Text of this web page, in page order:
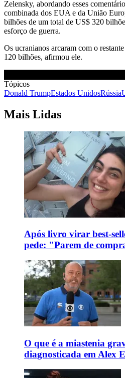
Zelensky, abordando esses
combinada dos EUA e da União
bilhões de um total de US$ 320
esforço de guerra.
Os ucranianos arcaram com o
120 bilhões, afirmou ele.
Tópicos
Donald TrumpEstados UnidosRússia
Mais Lidas
Após livro virar best-
pede: "Parem de
O que é a miastenia
diagnosticada em Alex